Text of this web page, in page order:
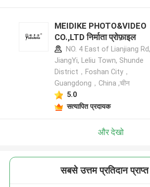
MEIDIKE PHOTO&VIDEO
CO.,LTD निर्माता प्रोफ़ाइल
NO. 4 East of Lianjiang Rd,
JiangYi, Leliu Town, Shunde
District，Foshan City，
Guangdong，China ,चीन
5.0
सत्यापित प्रदायक
और देखो
सबसे उत्तम प्रतिदान